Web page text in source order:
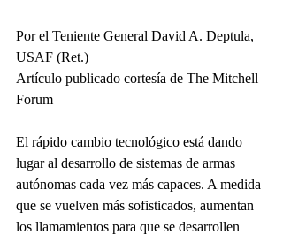
Por el Teniente General David A. Deptula,
USAF (Ret.)
Artículo publicado cortesía de The Mitchell
Forum
El rápido cambio tecnológico está dando
lugar al desarrollo de sistemas de armas
autónomas cada vez más capaces. A medida
que se vuelven más sofisticados, aumentan
los llamamientos para que se desarrollen